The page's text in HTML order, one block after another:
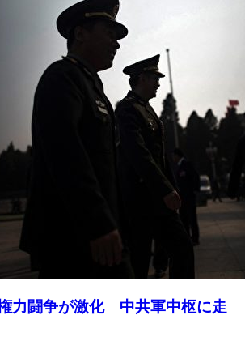
力闘争が激化 中共軍中枢に走